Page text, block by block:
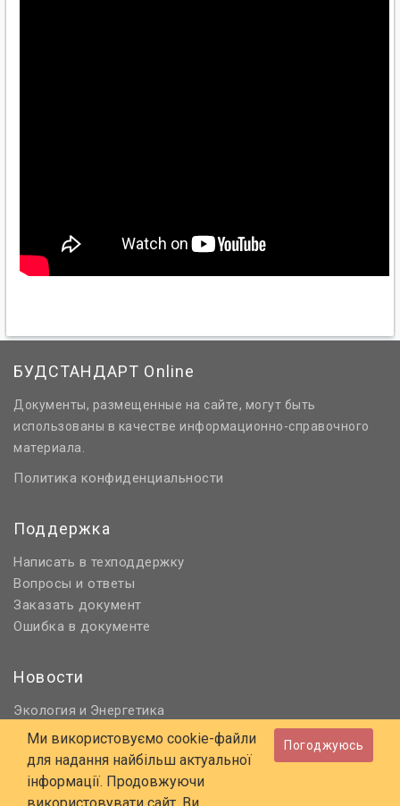
БУДСТАНДАРТ Online
Документы, размещенные на сайте, могут быть
использованы в качестве информационно-справочного
материала.
Политика конфиденциальности
Поддержка
Написать в техподдержку
Вопросы и ответы
Заказать документ
Ошибка в документе
Новости
Экология и Энергетика
Нормативное регулирование
Строительство и проектирование
Охрана труда и ПБ
Ми використовуємо cookie-файли
для надання найбільш актуальної
інформації. Продовжуючи
Погоджуюсь